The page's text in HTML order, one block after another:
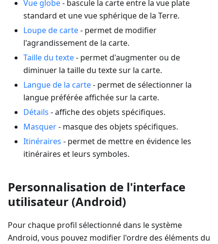
Vue globe- bascule la carte entre la vue plate
standard et une vue sphérique de la Terre.
Loupe de carte- permet de modifier
l'agrandissement de la carte.
Taille du texte- permet d'augmenter ou de
diminuer la taille du texte sur la carte.
Langue de la carte- permet de sélectionner la
langue préférée affichée sur la carte.
Détails - affiche des objets spécifiques.
Masquer- masque des objets spécifiques.
Itinéraires - permet de mettre en évidence les
itinéraires et leurs symboles.
Personnalisation de l'interface
utilisateur (Android)
Pour chaque profil sélectionné dans le système
Android, vous pouvez modifier l'ordre des éléments du